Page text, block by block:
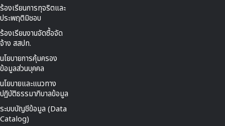
ร้องเรียนการทุจริตและ
ประพฤติมิชอบ
ร้องเรียนงานจัดซื้อจัด
จ้าง สสปท.
นโยบายการคุ้มครอง
ข้อมูลส่วนบุคคล
นโยบายและแนวทาง
ปฏิบัติธรรมาภิบาลข้อมูล
ระบบบัญชีข้อมูล (Data
Catalog)